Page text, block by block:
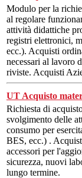
Modulo per la
al regolare
attività didattiche
registri elettronici,
ecc.). Acquisti
necessari al lavoro
riviste. Acquisti
UT Acquisto
Richiesta di
svolgimento delle
consumo per
BES, ecc.) .
accessori per
sicurezza, nuovi
lungo termine.